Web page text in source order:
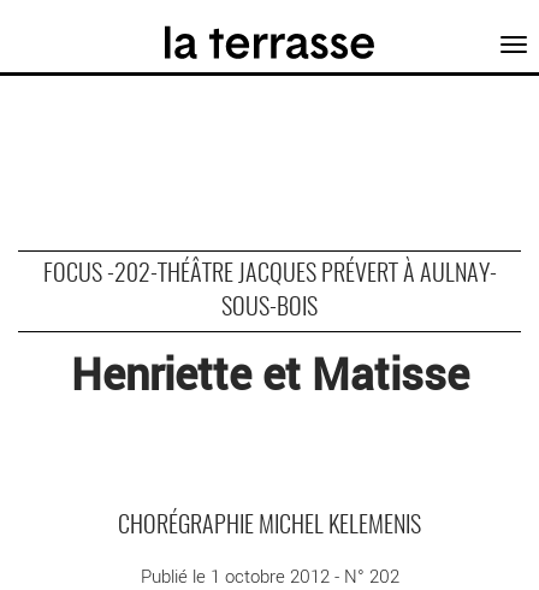
FOCUS -202-THÉÂTRE JACQUES PRÉVERT À AULNAY-
SOUS-BOIS
Henriette et Matisse
CHORÉGRAPHIE MICHEL KELEMENIS
Publié le 1 octobre 2012 - N° 202